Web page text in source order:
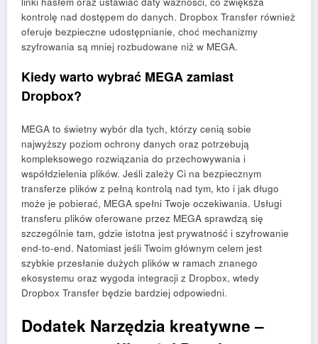
kontrolę nad dostępem do danych. Dropbox Transfer również
oferuje bezpieczne udostępnianie, choć mechanizmy
szyfrowania są mniej rozbudowane niż w MEGA.
Kiedy warto wybrać MEGA zamiast
Dropbox?
MEGA to świetny wybór dla tych, którzy cenią sobie
najwyższy poziom ochrony danych oraz potrzebują
kompleksowego rozwiązania do przechowywania i
współdzielenia plików. Jeśli zależy Ci na bezpiecznym
transferze plików z pełną kontrolą nad tym, kto i jak długo
może je pobierać, MEGA spełni Twoje oczekiwania. Usługi
transferu plików oferowane przez MEGA sprawdzą się
szczególnie tam, gdzie istotna jest prywatność i szyfrowanie
end-to-end. Natomiast jeśli Twoim głównym celem jest
szybkie przesłanie dużych plików w ramach znanego
ekosystemu oraz wygoda integracji z Dropbox, wtedy
Dropbox Transfer będzie bardziej odpowiedni.
Dodatek Narzędzia kreatywne –